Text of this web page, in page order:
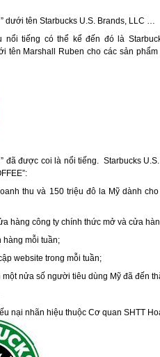
” dưới tên Starbucks U.S. Brands, LLC …
tiếng có thể kể đến đó là
tên Marshall Ruben cho các sản
” đã được coi là nổi tiếng. Starbucks
và 150 triệu đô la Mỹ dành cho
công ty chính thức mở và cửa
mỗi tuần;
website trong mỗi tuần;
nửa số người tiêu dùng Mỹ đã đến
nại nhãn hiệu thuộc Cơ quan SHTT